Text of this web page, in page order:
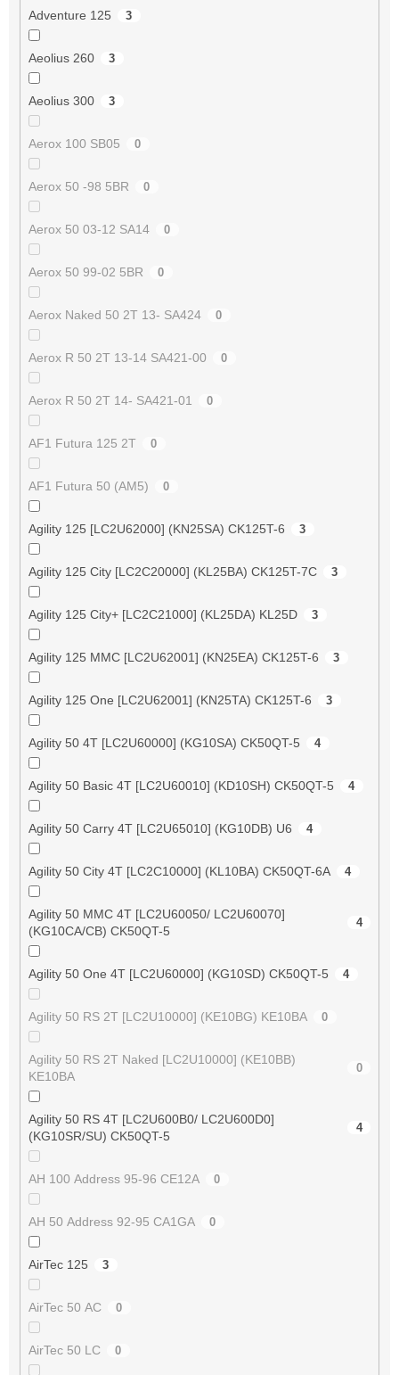
Adventure 125 3
Aeolius 260 3
Aeolius 300 3
Aerox 100 SB05 0
Aerox 50 -98 5BR 0
Aerox 50 03-12 SA14 0
Aerox 50 99-02 5BR 0
Aerox Naked 50 2T 13- SA424 0
Aerox R 50 2T 13-14 SA421-00 0
Aerox R 50 2T 14- SA421-01 0
AF1 Futura 125 2T 0
AF1 Futura 50 (AM5) 0
Agility 125 [LC2U62000] (KN25SA) CK125T-6 3
Agility 125 City [LC2C20000] (KL25BA) CK125T-7C 3
Agility 125 City+ [LC2C21000] (KL25DA) KL25D 3
Agility 125 MMC [LC2U62001] (KN25EA) CK125T-6 3
Agility 125 One [LC2U62001] (KN25TA) CK125T-6 3
Agility 50 4T [LC2U60000] (KG10SA) CK50QT-5 4
Agility 50 Basic 4T [LC2U60010] (KD10SH) CK50QT-5 4
Agility 50 Carry 4T [LC2U65010] (KG10DB) U6 4
Agility 50 City 4T [LC2C10000] (KL10BA) CK50QT-6A 4
Agility 50 MMC 4T [LC2U60050/ LC2U60070]
(KG10CA/CB) CK50QT-5
4
Agility 50 One 4T [LC2U60000] (KG10SD) CK50QT-5 4
Agility 50 RS 2T [LC2U10000] (KE10BG) KE10BA 0
Agility 50 RS 2T Naked [LC2U10000] (KE10BB)
KE10BA
0
Agility 50 RS 4T [LC2U600B0/ LC2U600D0]
(KG10SR/SU) CK50QT-5
4
AH 100 Address 95-96 CE12A 0
AH 50 Address 92-95 CA1GA 0
AirTec 125 3
AirTec 50 AC 0
AirTec 50 LC 0